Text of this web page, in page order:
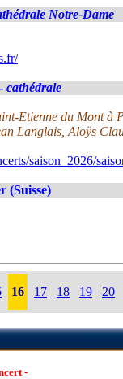
Notre-Dame
cathédrale
Etienne du Mont à
Langlais, Aloÿs
saison_2026/
(Suisse)
16 17 18 19 20
-